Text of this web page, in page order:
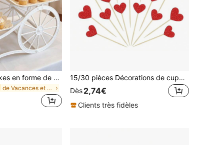
Support à cupcakes en forme de calèche à 2 niveaux, élégant présentoir à desserts vintage à double couche ; présentoir de table à desserts de mariage, plateau de nourriture pour réception de mariage, plateau à cupcakes pour enterrement de vie de jeune fille, présentoir de décoration pour fête d'anniversaire, plateau à collations pour fête d'anniversaire, table à desserts pour thé de l'après-midi, convient pour la réception de mariage, le thé de l'après-midi et la décoration de fête
de Vacances et fêtes Décorations pour cupcakes
15/30 pièces Décorations de cupcakes en forme de cœur pailleté, pics de décoration de gâteau thème amour doux, convient pour mariage, fiançailles, douche nuptiale, anniversaire, décoration de fête de la Saint-Valentin
Dès2,74€
Clients très fidèles